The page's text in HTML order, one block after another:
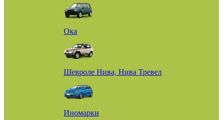
Ока
Шевроле Нива, Нива Тревел
Иномарки